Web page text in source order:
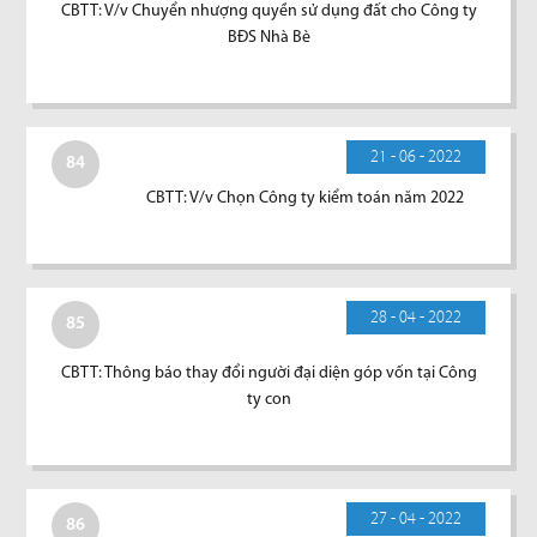
CBTT: V/v Chuyển nhượng quyền sử dụng đất cho Công ty
BĐS Nhà Bè
84 21 - 06 - 2022
CBTT: V/v Chọn Công ty kiểm toán năm 2022
85 28 - 04 - 2022
CBTT: Thông báo thay đổi người đại diện góp vốn tại Công
ty con
86 27 - 04 - 2022